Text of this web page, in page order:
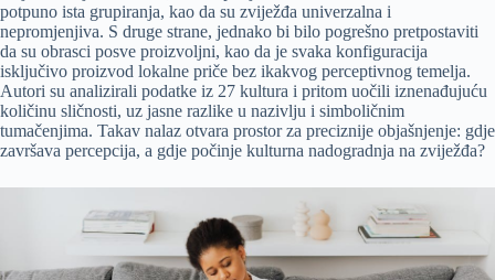
potpuno ista grupiranja, kao da su zviježđa univerzalna i
nepromjenjiva. S druge strane, jednako bi bilo pogrešno pretpostaviti
da su obrasci posve proizvoljni, kao da je svaka konfiguracija
isključivo proizvod lokalne priče bez ikakvog perceptivnog temelja.
Autori su analizirali podatke iz 27 kultura i pritom uočili iznenađujuću
količinu sličnosti, uz jasne razlike u nazivlju i simboličnim
tumačenjima. Takav nalaz otvara prostor za preciznije objašnjenje: gdje
završava percepcija, a gdje počinje kulturna nadogradnja na zviježđa?